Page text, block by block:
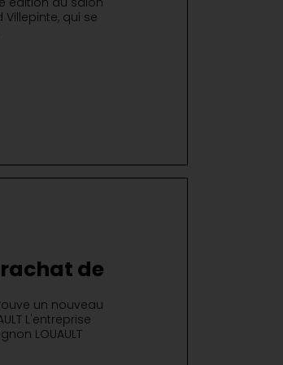
Villepinte, qui se
de
un nouveau
L'entreprise
LOUAULT